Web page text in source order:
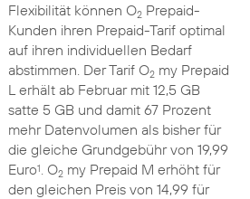
Flexibilität können O2Prepaid-
Kunden ihren Prepaid-Tarif optimal
auf ihren individuellen Bedarf
abstimmen. Der Tarif O2my Prepaid
L erhält ab Februar mit 12,5 GB
satte 5 GB und damit 67 Prozent
mehr Datenvolumen als bisher für
die gleiche Grundgebühr von 19,99
Euro1. O2my Prepaid M erhöht für
den gleichen Preis von 14,99 für